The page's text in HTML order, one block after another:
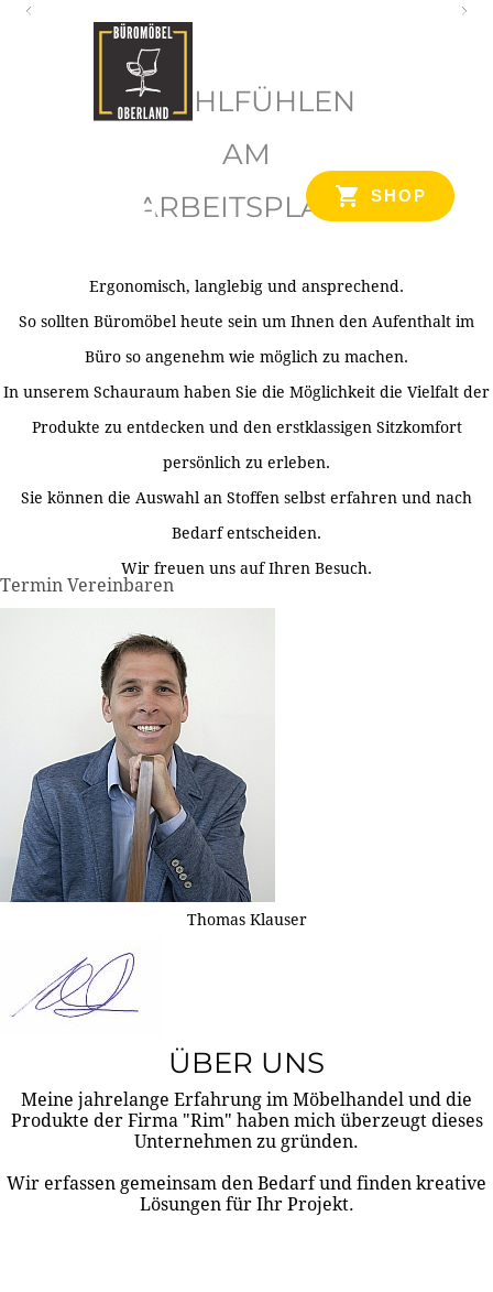
SHOP
WOHLFÜHLEN
AM
ARBEITSPLATZ
Ergonomisch, langlebig und ansprechend.
So sollten Büromöbel heute sein um Ihnen den Aufenthalt im
Büro so angenehm wie möglich zu machen.
In unserem Schauraum haben Sie die Möglichkeit die Vielfalt der
Produkte zu entdecken und den erstklassigen Sitzkomfort
persönlich zu erleben.
Sie können die Auswahl an Stoffen selbst erfahren und nach
Bedarf entscheiden.
Wir freuen uns auf Ihren Besuch.
Termin Vereinbaren
Thomas Klauser
ÜBER UNS
Meine jahrelange Erfahrung im Möbelhandel und die
Produkte der Firma "Rim" haben mich überzeugt dieses
Unternehmen zu gründen.
Wir erfassen gemeinsam den Bedarf und finden kreative
Lösungen für Ihr Projekt.